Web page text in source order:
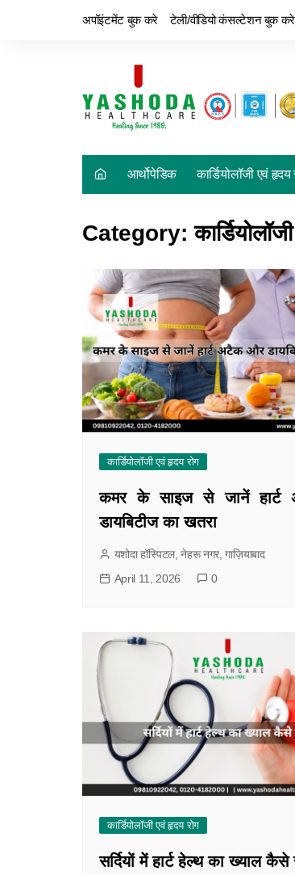
अपॉइंटमेंट बुक करे टेली/वीडियो कंसल्टेशन बुक करे
आर्थोपेडिक कार्डियोलॉजी एवं हृदय
Category:
कार्डियोलॉजी एवं हृदय रोग
कमर के साइज से जानें
डायबिटीज का खतरा
यशोदा हॉस्पिटल, नेहरू नगर, गाज़ियाबाद
April 11, 2026
0
कार्डियोलॉजी एवं हृदय रोग
सर्दियों में हार्ट हेल्थ का ख्याल